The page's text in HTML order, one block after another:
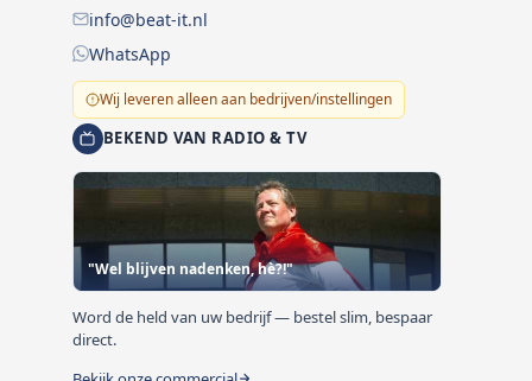
info@beat-it.nl
WhatsApp
Wij leveren alleen aan bedrijven/instellingen
BEKEND VAN RADIO & TV
"Wel blijven nadenken, hè?!"
Word de held van uw bedrijf — bestel slim, bespaar
direct.